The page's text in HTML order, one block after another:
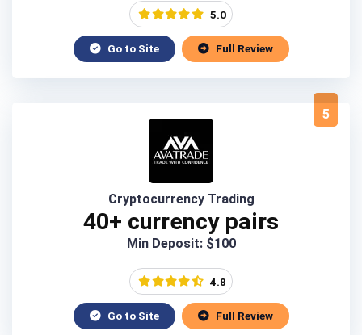
5.0
Go to Site Full Review
5
Cryptocurrency Trading
40+ currency pairs
Min Deposit: $100
4.8
Go to Site Full Review